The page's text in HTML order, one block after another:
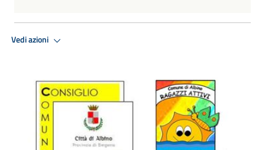
Vedi azioni